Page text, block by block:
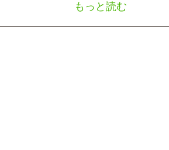
もっと読む